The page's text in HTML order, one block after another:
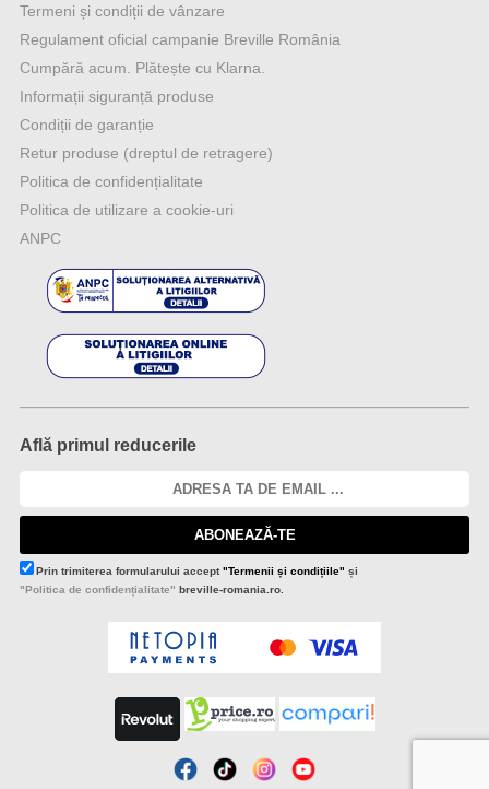
Termeni și condiții de vânzare
Regulament oficial campanie Breville România
Cumpără acum. Plătește cu Klarna.
Informații siguranță produse
Condiții de garanție
Retur produse (dreptul de retragere)
Politica de confidențialitate
Politica de utilizare a cookie-uri
ANPC
Află primul reducerile
ABONEAZĂ-TE
Prin trimiterea formularului accept"Termenii și condițiile" și
"Politica de confidențialitate" breville-romania.ro.